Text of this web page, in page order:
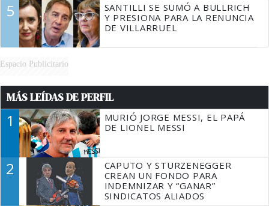
5
SANTILLI SE SUMÓ A BULLRICH
Y PRESIONA PARA LA RENUNCIA
DE VILLARRUEL
Espacio Publicitario
MÁS LEÍDAS DE PERFIL
1
MURIÓ JORGE MESSI, EL PAPÁ
DE LIONEL MESSI
2
CAPUTO Y STURZENEGGER
CREAN UN FONDO PARA
INDEMNIZAR Y “GANAR”
SINDICATOS ALIADOS